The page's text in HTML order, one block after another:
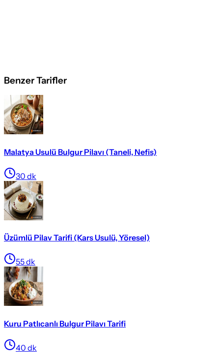
Benzer Tarifler
Malatya Usulü Bulgur Pilavı (Taneli, Nefis)
30 dk
Üzümlü Pilav Tarifi (Kars Usulü, Yöresel)
55dk
Kuru Patlıcanlı Bulgur Pilavı Tarifi
40 dk